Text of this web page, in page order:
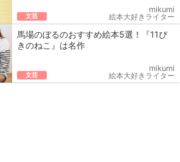
文芸
mikumi
絵本大好きライター
馬場のぼるのおすすめ絵本5選！『11ぴ
きのねこ』は名作
文芸
mikumi
絵本大好きライター